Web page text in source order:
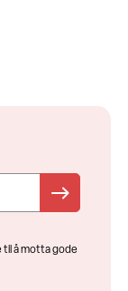
til å motta gode